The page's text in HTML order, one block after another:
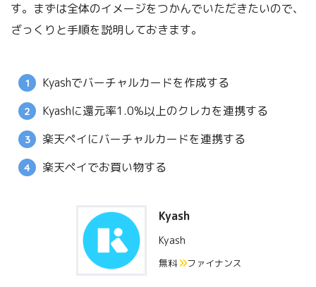
す。まずは全体のイメージをつかんでいただきたいので、
ざっくりと手順を説明しておきます。
Kyashでバーチャルカードを作成する
Kyashに還元率1.0%以上のクレカを連携する
楽天ペイにバーチャルカードを連携する
楽天ペイでお買い物する
Kyash
Kyash
無料 ファイナンス